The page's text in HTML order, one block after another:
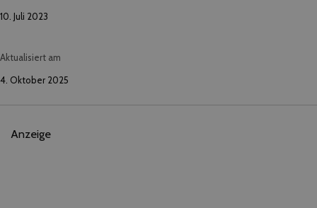
10. Juli 2023
Aktualisiert am
4. Oktober 2025
Anzeige